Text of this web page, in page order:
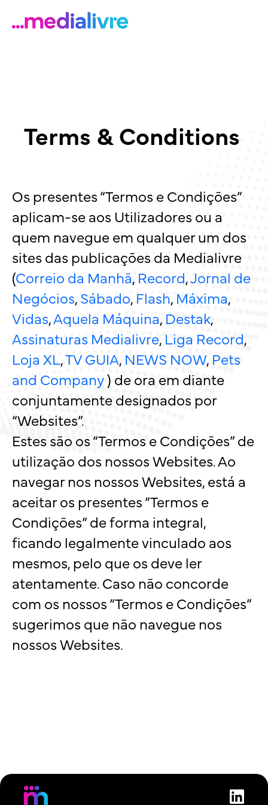
Terms & Conditions
Os presentes “Termos e Condições”
aplicam-se aos Utilizadores ou a
quem navegue em qualquer um dos
sites das publicações da Medialivre
(Correio da Manhã, Record,Jornal de
Negócios,Sábado, Flash, Máxima,
Vidas,Aquela Máquina, Destak,
Assinaturas Medialivre, Liga Record,
Loja XL,TV GUIA, NEWS NOW, Pets
and Company) de ora em diante
conjuntamente designados por
“Websites”.
Estes são os “Termos e Condições” de
utilização dos nossos Websites. Ao
navegar nos nossos Websites, está a
aceitar os presentes “Termos e
Condições” de forma integral,
ficando legalmente vinculado aos
mesmos, pelo que os deve ler
atentamente. Caso não concorde
com os nossos “Termos e Condições”
sugerimos que não navegue nos
nossos Websites.